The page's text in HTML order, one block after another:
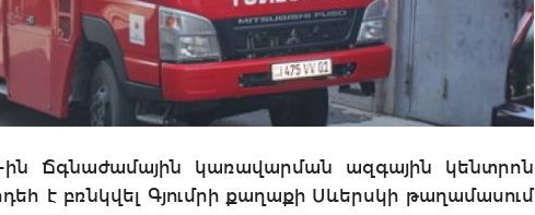
ին Ճգնաժամային կառավարման ազգային կենտրոն
է բռնկվել Գյումրի քաղաքի Սևերսկի թաղամասում